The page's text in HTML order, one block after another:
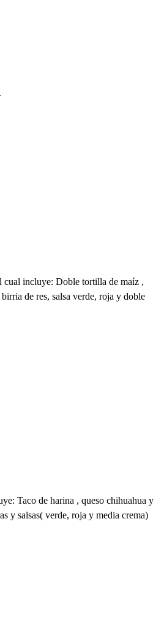
cual incluye: Doble tortilla de maíz ,
de res, salsa verde, roja y doble
Taco de harina , queso chihuahua y
y salsas( verde, roja y media crema)